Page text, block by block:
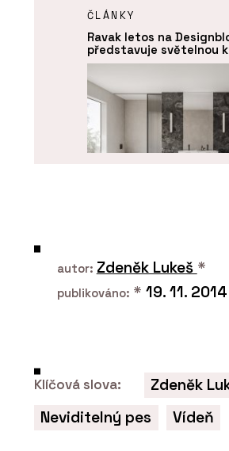
ČLÁNKY
Ravak letos na
představuje světelnou
autor: Zdeněk Lukeš *
publikováno: * 19. 11. 2014
Klíčová slova:
Zdeněk
Neviditelný pes
Vídeň